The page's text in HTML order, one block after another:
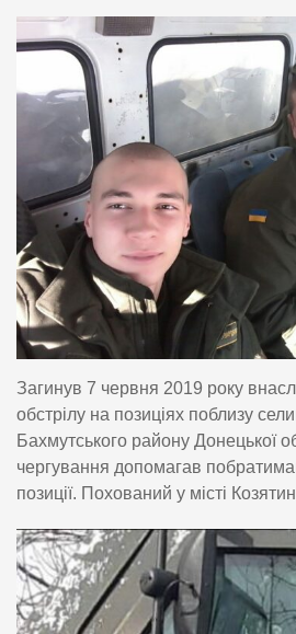
Загинув 7 червня 2019 року
обстрілу на позиціях поблизу
Бахмутського району Донецької
чергування допомагав
позиції. Похований у місті